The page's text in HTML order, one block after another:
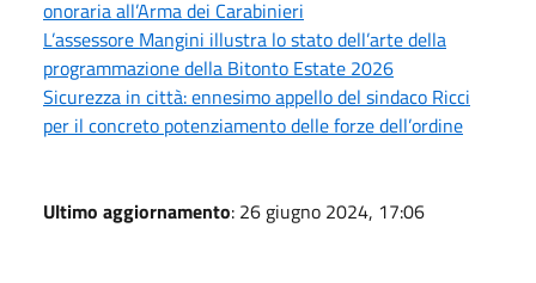
onoraria all’Arma dei Carabinieri
L’assessore Mangini illustra lo stato dell’arte della
programmazione della Bitonto Estate 2026
Sicurezza in città: ennesimo appello del sindaco Ricci
per il concreto potenziamento delle forze dell’ordine
Ultimo aggiornamento: 26 giugno 2024, 17:06